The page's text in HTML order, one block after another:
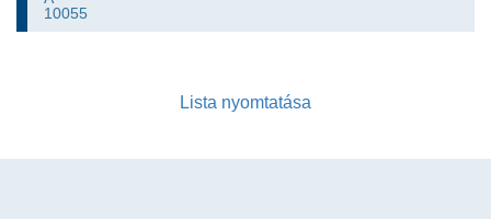
10055
Lista nyomtatása